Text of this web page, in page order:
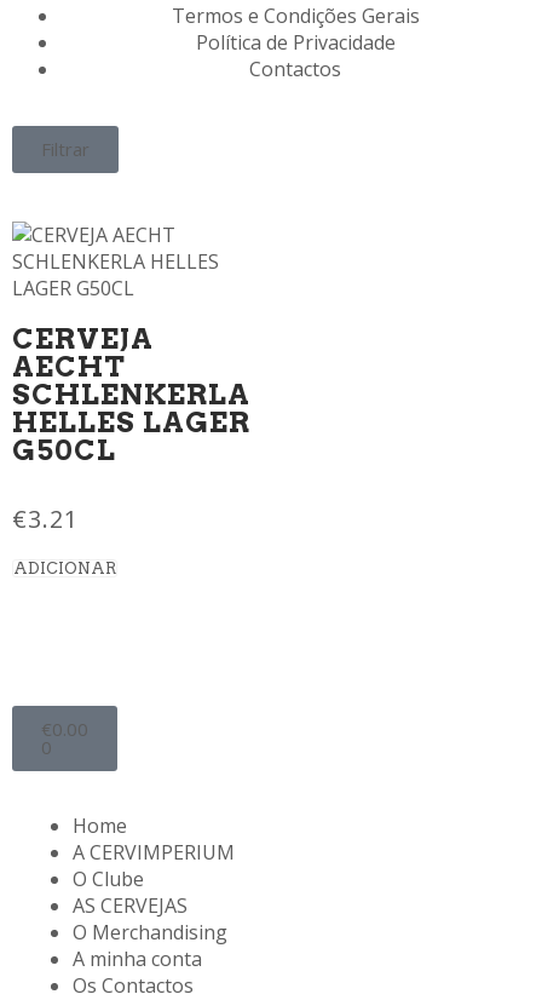
Termos e Condições Gerais
Política de Privacidade
Contactos
Filtrar
CERVEJA
AECHT
SCHLENKERLA
HELLES LAGER
G50CL
€3.21
ADICIONAR
€0.00
0
Home
A CERVIMPERIUM
O Clube
AS CERVEJAS
O Merchandising
A minha conta
Os Contactos